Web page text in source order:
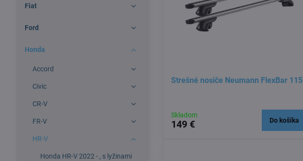
Strešné nosiče Neumann FlexBar 115
Skladom
149 € Do košíka
Fiat
Ford
Honda
Accord
Civic
CR-V
FR-V
HR-V
Honda HR-V 2022 - , s lyžinami